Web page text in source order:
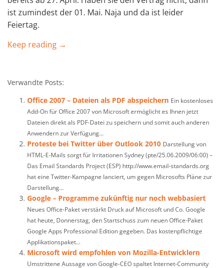
ist zumindest der 01. Mai. Naja und da ist leider
Feiertag.
Keep reading →
Verwandte Posts:
Office 2007 – Dateien als PDF abspeichern Ein kostenloses
Add-On für Office 2007 von Microsoft ermöglicht es Ihnen jetzt
Dateien direkt als PDF-Datei zu speichern und somit auch anderen
Anwendern zur Verfügung...
Proteste bei Twitter über Outlook 2010 Darstellung von
HTML-E-Mails sorgt für Irritationen Sydney (pte/25.06.2009/06:00) –
Das Email Standards Project (ESP) http://www.email-standards.org
hat eine Twitter-Kampagne lanciert, um gegen Microsofts Pläne zur
Darstellung...
Google – Programme zukünftig nur noch webbasiert
Neues Office-Paket verstärkt Druck auf Microsoft und Co. Google
hat heute, Donnerstag, den Startschuss zum neuen Office-Paket
Google Apps Professional Edition gegeben. Das kostenpflichtige
Applikationspaket...
Microsoft wird empfohlen von Mozilla-Entwicklern
Umstrittene Aussage von Google-CEO spaltet Internet-Community